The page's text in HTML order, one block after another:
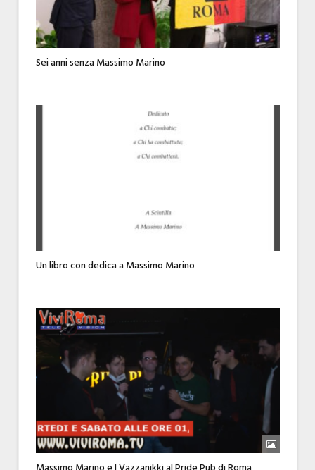
Sei anni senza Massimo Marino
Un libro con dedica a Massimo Marino